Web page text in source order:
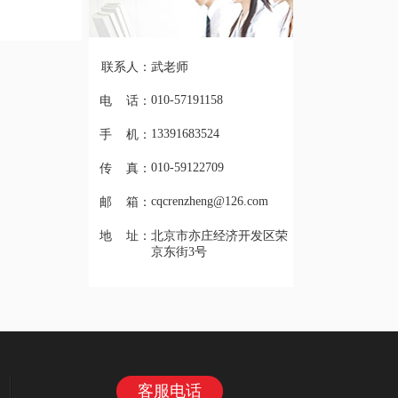
联系人： 武老师
电 话： 010-57191158
手 机： 13391683524
传 真： 010-59122709
邮 箱： cqcrenzheng@126.com
地 址： 北京市亦庄经济开发区荣
京东街3号
客服电话